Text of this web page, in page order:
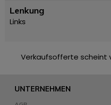
Lenkung
Links
Verkaufsofferte scheint
UNTERNEHMEN